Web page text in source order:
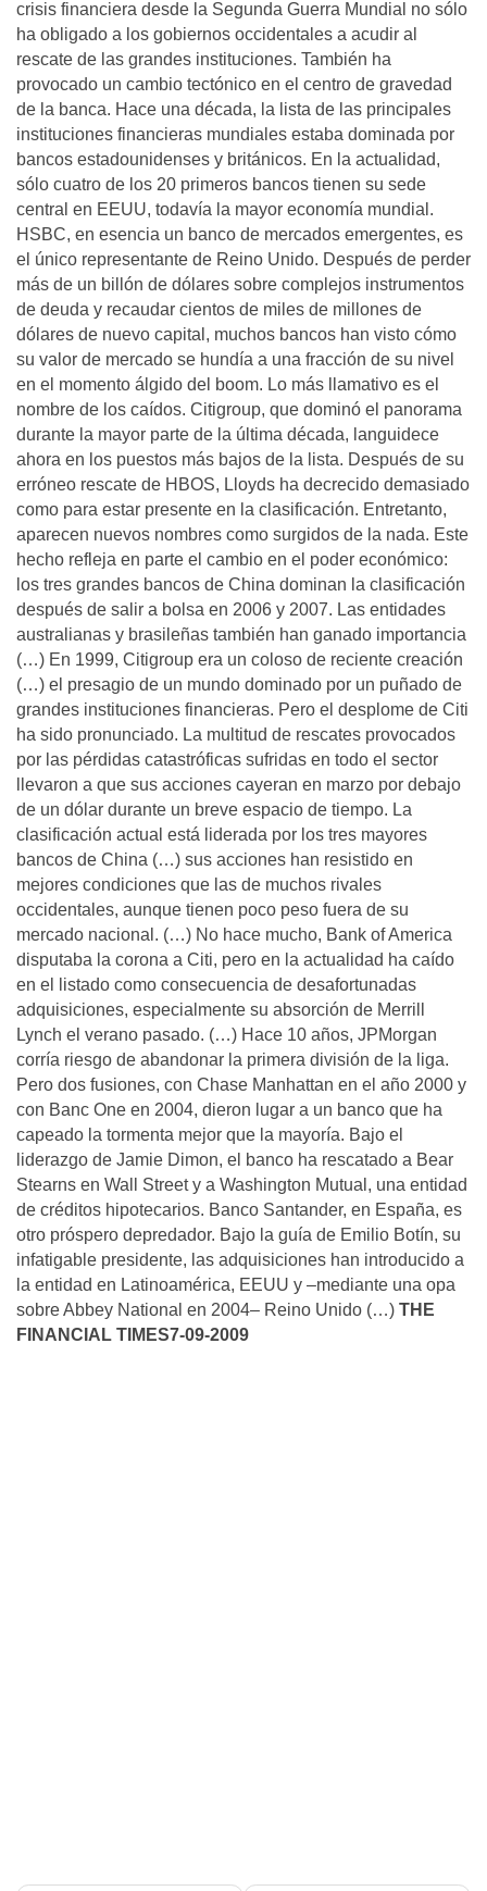
crisis financiera desde la Segunda Guerra Mundial no sólo
ha obligado a los gobiernos occidentales a acudir al
rescate de las grandes instituciones. También ha
provocado un cambio tectónico en el centro de gravedad
de la banca. Hace una década, la lista de las principales
instituciones financieras mundiales estaba dominada por
bancos estadounidenses y británicos. En la actualidad,
sólo cuatro de los 20 primeros bancos tienen su sede
central en EEUU, todavía la mayor economía mundial.
HSBC, en esencia un banco de mercados emergentes, es
el único representante de Reino Unido. Después de perder
más de un billón de dólares sobre complejos instrumentos
de deuda y recaudar cientos de miles de millones de
dólares de nuevo capital, muchos bancos han visto cómo
su valor de mercado se hundía a una fracción de su nivel
en el momento álgido del boom. Lo más llamativo es el
nombre de los caídos. Citigroup, que dominó el panorama
durante la mayor parte de la última década, languidece
ahora en los puestos más bajos de la lista. Después de su
erróneo rescate de HBOS, Lloyds ha decrecido demasiado
como para estar presente en la clasificación. Entretanto,
aparecen nuevos nombres como surgidos de la nada. Este
hecho refleja en parte el cambio en el poder económico:
los tres grandes bancos de China dominan la clasificación
después de salir a bolsa en 2006 y 2007. Las entidades
australianas y brasileñas también han ganado importancia
(…) En 1999, Citigroup era un coloso de reciente creación
(…) el presagio de un mundo dominado por un puñado de
grandes instituciones financieras. Pero el desplome de Citi
ha sido pronunciado. La multitud de rescates provocados
por las pérdidas catastróficas sufridas en todo el sector
llevaron a que sus acciones cayeran en marzo por debajo
de un dólar durante un breve espacio de tiempo. La
clasificación actual está liderada por los tres mayores
bancos de China (…) sus acciones han resistido en
mejores condiciones que las de muchos rivales
occidentales, aunque tienen poco peso fuera de su
mercado nacional. (…) No hace mucho, Bank of America
disputaba la corona a Citi, pero en la actualidad ha caído
en el listado como consecuencia de desafortunadas
adquisiciones, especialmente su absorción de Merrill
Lynch el verano pasado. (…) Hace 10 años, JPMorgan
corría riesgo de abandonar la primera división de la liga.
Pero dos fusiones, con Chase Manhattan en el año 2000 y
con Banc One en 2004, dieron lugar a un banco que ha
capeado la tormenta mejor que la mayoría. Bajo el
liderazgo de Jamie Dimon, el banco ha rescatado a Bear
Stearns en Wall Street y a Washington Mutual, una entidad
de créditos hipotecarios. Banco Santander, en España, es
otro próspero depredador. Bajo la guía de Emilio Botín, su
infatigable presidente, las adquisiciones han introducido a
la entidad en Latinoamérica, EEUU y –mediante una opa
sobre Abbey National en 2004– Reino Unido (…) THE
FINANCIAL TIMES7-09-2009